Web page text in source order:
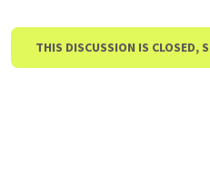
THIS DISCUSSION IS CLOSED,